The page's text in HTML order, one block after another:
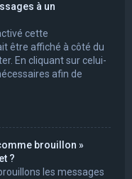
à un
cette
être affiché à côté du
En cliquant sur celui-
afin de
brouillon »
?
les messages